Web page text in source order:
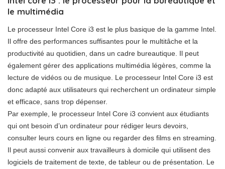
le multimédia
Le processeur Intel Core i3 est le plus basique de la gamme Intel.
Il offre des performances suffisantes pour le multitâche et la
productivité au quotidien, dans un cadre bureautique. Il peut
également gérer des applications multimédia légères, comme la
lecture de vidéos ou de musique. Le processeur Intel Core i3 est
donc adapté aux utilisateurs qui recherchent un ordinateur simple
et efficace, sans trop dépenser.
Par exemple, le processeur Intel Core i3 convient aux étudiants
qui ont besoin d’un ordinateur pour rédiger leurs devoirs,
consulter leurs cours en ligne ou regarder des films en streaming.
Il peut aussi convenir aux travailleurs à domicile qui utilisent des
logiciels de traitement de texte, de tableur ou de présentation. Le